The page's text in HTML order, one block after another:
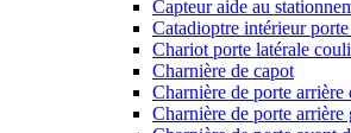
Capteur aide au
Catadioptre intérieur
Chariot porte latérale
Charnière de capot
Charnière de porte arrière
Charnière de porte arrière